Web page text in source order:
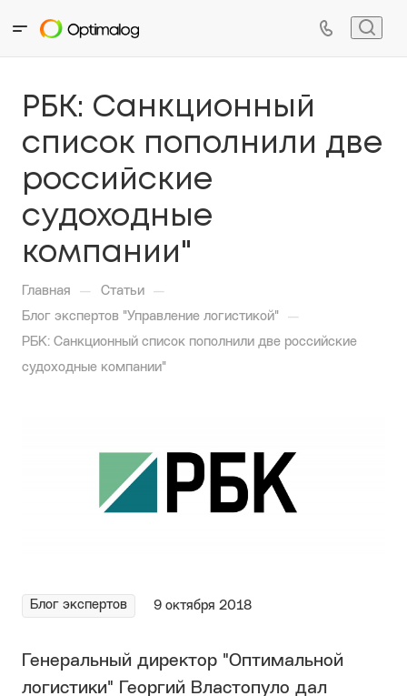
РБК: Санкционный
список пополнили две
российские
судоходные
компании"
Главная — Статьи —
Блог экспертов "Управление логистикой" —
РБК: Санкционный список пополнили две российские
судоходные компании"
Блог экспертов 9 октября 2018
Генеральный директор "Оптимальной
логистики" Георгий Властопуло дал